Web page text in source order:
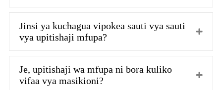
Jinsi ya kuchagua vipokea sauti vya sauti
vya upitishaji mfupa?
Je, upitishaji wa mfupa ni bora kuliko
vifaa vya masikioni?